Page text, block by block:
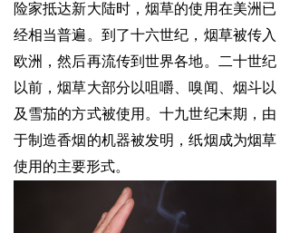
险家抵达新大陆时，烟草的使用在美洲已
经相当普遍。到了十六世纪，烟草被传入
欧洲，然后再流传到世界各地。二十世纪
以前，烟草大部分以咀嚼、嗅闻、烟斗以
及雪茄的方式被使用。十九世纪末期，由
于制造香烟的机器被发明，纸烟成为烟草
使用的主要形式。